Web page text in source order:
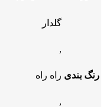
رنگ بندی
گلدار
,
راه راه
,